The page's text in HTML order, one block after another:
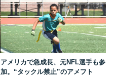
アメリカで急成長、元NFL選手も参
加。“タックル禁止”のアメフト